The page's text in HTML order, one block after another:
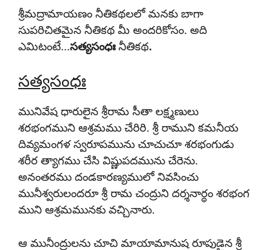
శ్రీమద్రామాయణం నీతికథలలో మనకు బాగా
సుపరిచితమైన నీతికథ మీ అందరికోసం. అది
ఎమిటంటే…సత్యసంధః నీతికథ.
సత్యసంధః
మునివేష ధారులైన శ్రీరామ సీతా లక్ష్మణులు
శరభంగముని ఆశ్రమము చేరిరి. శ్రీ రాముని కమనీయ
దివ్యమంగళ స్వరూపమును చూచుచూ శరభంగుడు
శరీర త్యాగము చేసి విష్ణుపదమును చేరెను.
అనంతరము దండకారణ్యములో నివసించు
మునీశ్వరులందరూ శ్రీ రామ చంద్రుని దర్శనార్థం శరభంగ
ముని ఆశ్రమమునకు వచ్చినారు.
ఆ మునీంద్రులను చూచి మాయామానుష రూపుడైన శ్రీ